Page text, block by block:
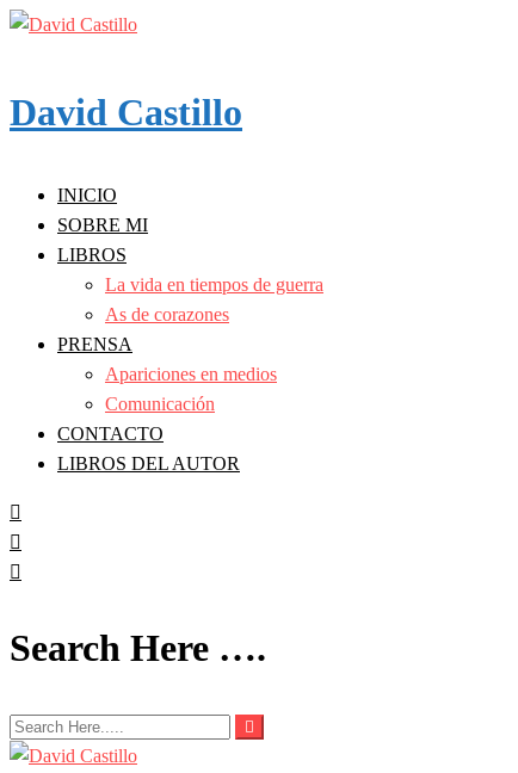
Skip
David Castillo
INICIO
SOBRE MI
LIBROS
La vida en tiempos de guerra
As de corazones
PRENSA
Apariciones en medios
Comunicación
CONTACTO
LIBROS DEL AUTOR
Search Here ….